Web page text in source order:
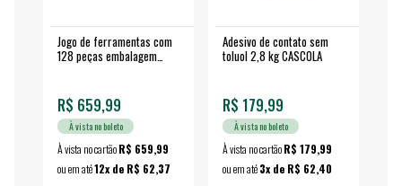
Jogo de ferramentas com
128 peças embalagem
R$ 659,99
À vista no boleto
À vista no cartãoR$ 659,99
ou em até12x de R$ 62,37
Adesivo de contato sem
toluol 2,8 kg CASCOLA
R$ 179,99
À vista no boleto
À vista no cartãoR$ 179,99
ou em até3x de R$ 62,40